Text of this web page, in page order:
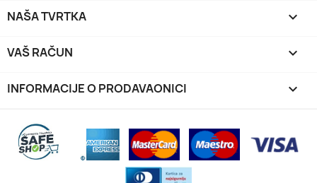
NAŠA TVRTKA 
VAŠ RAČUN 
INFORMACIJE O PRODAVAONICI keyboard_arrow_down